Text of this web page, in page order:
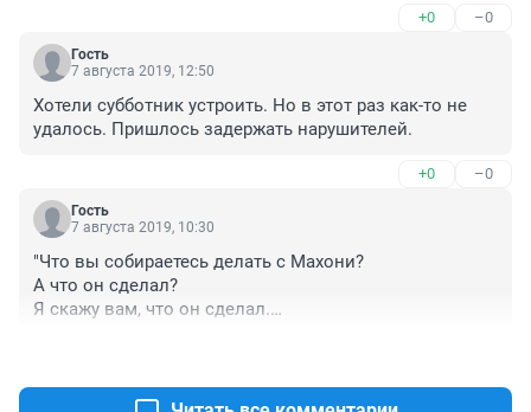
+0 –0
Гость
7 августа 2019, 12:50
Хотели субботник устроить. Но в этот раз как-то не
удалось. Пришлось задержать нарушителей.
+0 –0
Гость
7 августа 2019, 10:30
"Что вы собираетесь делать с Махони?
А что он сделал?
Я скажу вам, что он сделал.
Ну, я не знаю...."